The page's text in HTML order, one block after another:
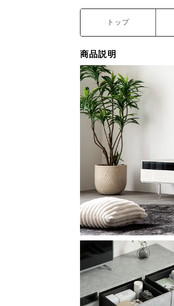
トップ
商品説明